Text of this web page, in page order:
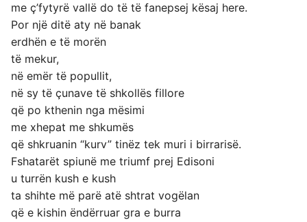
me ç’fytyrë vallë do të të fanepsej kësaj here.
Por një ditë aty në banak
erdhën e të morën
të mekur,
në emër të popullit,
në sy të çunave të shkollës fillore
që po kthenin nga mësimi
me xhepat me shkumës
që shkruanin “kurv” tinëz tek muri i birrarisë.
Fshatarët spiunë me triumf prej Edisoni
u turrën kush e kush
ta shihte më parë atë shtrat vogëlan
që e kishin ëndërruar gra e burra